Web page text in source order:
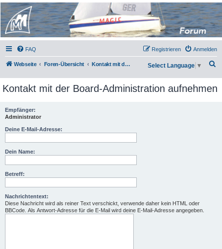
Micro Magic Forum
Deutschland
FAQ Anmelden
Registrieren
Webseite Foren-Übersicht Kontakt mit der Board-Administration aufnehmen
c
Select Language ▼
Kontakt mit der Board-Administration aufnehmen
Empfänger:
Administrator
Deine E-Mail-Adresse:
Dein Name:
Betreff:
Nachrichtentext:
Diese Nachricht wird als reiner Text verschickt, verwende daher kein HTML oder
BBCode. Als Antwort-Adresse für die E-Mail wird deine E-Mail-Adresse angegeben.